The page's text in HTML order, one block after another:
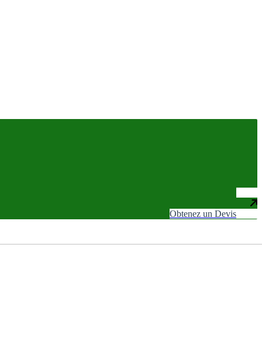
Obtenez un Devis